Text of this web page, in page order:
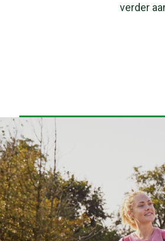
verder